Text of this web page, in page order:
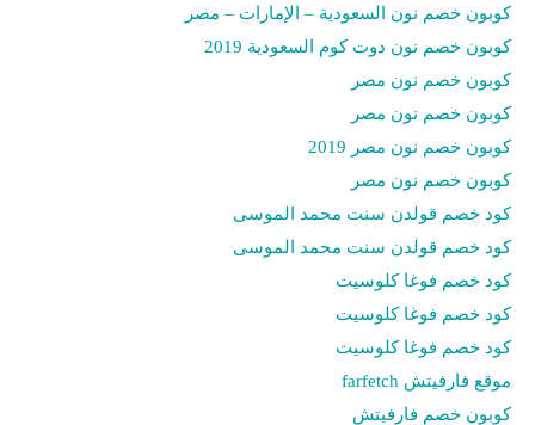
كوبون خصم نون السعودية – الإمارات – مصر
كوبون خصم نون دوت كوم السعودية 2019
كوبون خصم نون مصر
كوبون خصم نون مصر
كوبون خصم نون مصر 2019
كوبون خصم نون مصر
كود خصم قولدن سنت محمد الموسى
كود خصم قولدن سنت محمد الموسى
كود خصم فوغا كلوسيت
كود خصم فوغا كلوسيت
كود خصم فوغا كلوسيت
موقع فارفيتش farfetch
كوبون خصم فارفيتش